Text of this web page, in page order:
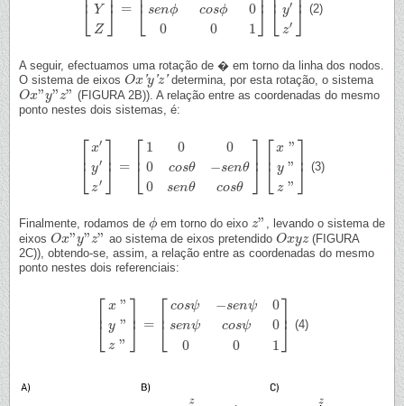
⎣
⎢
Y
Z ⎦⎥ = ⎣
⎢ senϕ
0
cosϕ
0
0
1⎦⎥ ⎣
⎢ y′
z′ ⎦⎥
X YZ ]= [co ϕ −senϕ nϕcos 001] x′ y′z′ (2)
A seguir, efectuamos uma rotação de � em torno da linha dos nodos.
O sistema de eixos Ox 'y 'z'
Ox′y′z ′ determina, por esta rotação, o sistema
Ox”y”z”
Ox”y”z”
(FIGURA 2B)). A relação entre as coordenadas do mesmo
ponto nestes dois sistemas, é:
⎡
⎣
⎢ x′
y′
z′
⎤
⎦⎥ = ⎡
⎣
⎢ 1
0
0
0
cosθ
senθ
0
−senθ
cosθ
⎤
⎦⎥ ⎡
⎣
⎢ x "
y "
z "
⎤
⎦⎥
x y′z ]= [10 0 0co θ−sen senθcos θ x "y "z ] (3)
Finalmente, rodamos de ϕ
ϕ em torno do eixoz”
z” , levando o sistema de
eixos Ox”y”z”
Ox”y”z” ao sistema de eixos pretendido Oxyz
Oxyz (FIGURA
2C)), obtendo-se, assim, a relação entre as coordenadas do mesmo
ponto nestes dois referenciais:
⎡
⎣
⎢ x "
y "
z "
⎤
⎦⎥ = ⎡
⎣
⎢ cosψ
senψ
0
−senψ
cosψ
0
0
0
1
⎤
⎦⎥
x "y "z ] [co s ψ−senψ enψco 00 0 ](4)